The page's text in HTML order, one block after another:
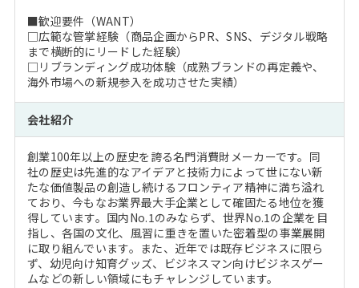
■歓迎要件（WANT）
□広範な管掌経験（商品企画からPR、SNS、デジタル戦略
まで横断的にリードした経験）
□リブランディング成功体験（成熟ブランドの再定義や、
海外市場への新規参入を成功させた実績）
会社紹介
創業100年以上の歴史を誇る名門消費財メーカーです。同
社の歴史は先進的なアイデアと技術力によって世にない新
たな価値製品の創造し続けるフロンティア精神に満ち溢れ
ており、今もなお業界最大手企業として確固たる地位を獲
得しています。国内No.1のみならず、世界No.1の企業を目
指し、各国の文化、風習に重きを置いた密着型の事業展開
に取り組んでいます。また、近年では既存ビジネスに限ら
ず、幼児向け知育グッズ、ビジネスマン向けビジネスゲー
ムなどの新しい領域にもチャレンジしています。